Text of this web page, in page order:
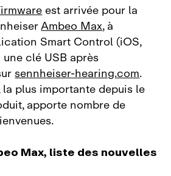
est arrivée pour la
Ambeo Max, à
Smart Control (iOS,
clé USB après
sennheiser-hearing.com.
plus importante depuis le
apporte nombre de
Max, liste des nouvelles